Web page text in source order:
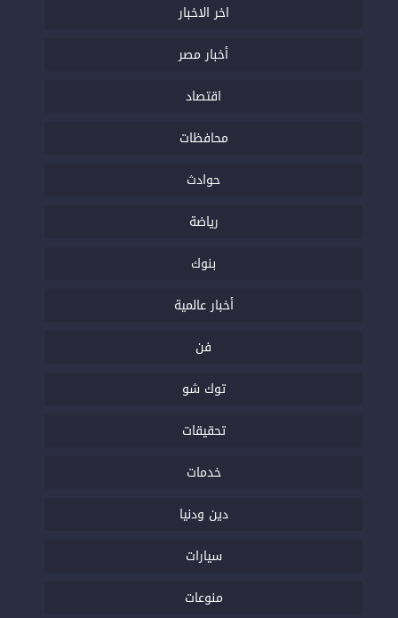
اخر الاخبار
أخبار مصر
اقتصاد
محافظات
حوادث
رياضة
بنوك
أخبار عالمية
فن
توك شو
تحقيقات
خدمات
دين ودنيا
سيارات
منوعات